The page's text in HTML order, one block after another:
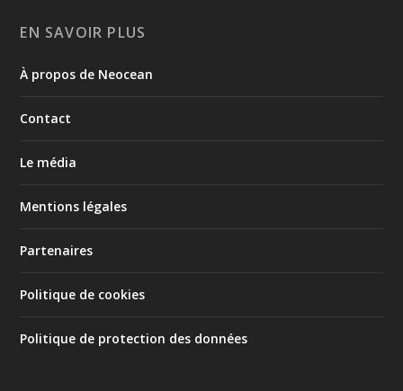
EN SAVOIR PLUS
À propos de Neocean
Contact
Le média
Mentions légales
Partenaires
Politique de cookies
Politique de protection des données